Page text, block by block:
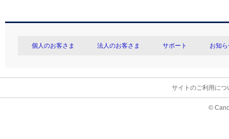
個人のお客さま 法人のお客さま サポート お知
サイトのご利用につ
©